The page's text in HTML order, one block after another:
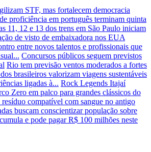
STF, mas fortalecem democracia
proficiência em português terminam quinta
11, 12 e 13 dos trens em São Paulo iniciam
de visto de embaixadora nos EUA
entre novos talentos e profissionais que
Concursos públicos seguem previstos
Rio tem previsão ventos moderados a fortes
brasileiros valorizam viagens sustentáveis
ligadas à... Rock Legends Itajaí
Zero em palco para grandes clássicos do
compatível com sangue no antigo
buscam conscientizar população sobre
e pode pagar R$ 100 milhões neste